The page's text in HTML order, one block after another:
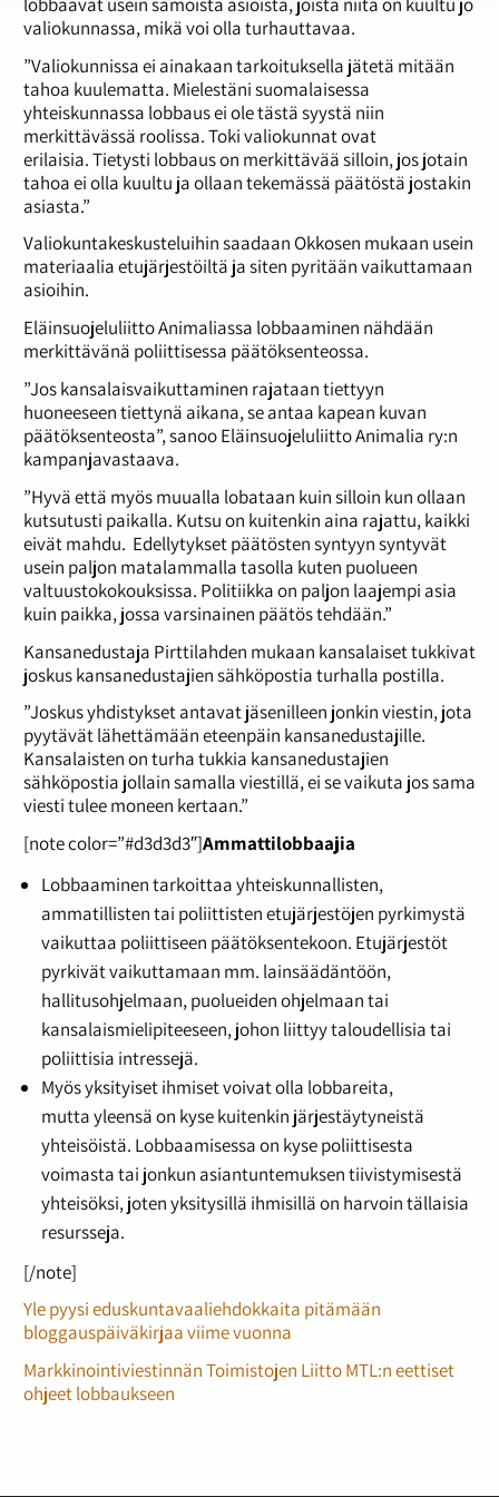
valiokunnassa, mikä voi olla turhauttavaa.
”Valiokunnissa ei ainakaan tarkoituksella jätetä mitään
tahoa kuulematta. Mielestäni suomalaisessa
yhteiskunnassa lobbaus ei ole tästä syystä niin
merkittävässä roolissa. Toki valiokunnat ovat
erilaisia. Tietysti lobbaus on merkittävää silloin, jos jotain
tahoa ei olla kuultu ja ollaan tekemässä päätöstä jostakin
asiasta.”
Valiokuntakeskusteluihin saadaan Okkosen mukaan usein
materiaalia etujärjestöiltä ja siten pyritään vaikuttamaan
asioihin.
Eläinsuojeluliitto Animaliassa lobbaaminen nähdään
merkittävänä poliittisessa päätöksenteossa.
”Jos kansalaisvaikuttaminen rajataan tiettyyn
huoneeseen tiettynä aikana, se antaa kapean kuvan
päätöksenteosta”, sanoo Eläinsuojeluliitto Animalia ry:n
kampanjavastaava.
”Hyvä että myös muualla lobataan kuin silloin kun ollaan
kutsutusti paikalla. Kutsu on kuitenkin aina rajattu, kaikki
eivät mahdu. Edellytykset päätösten syntyyn syntyvät
usein paljon matalammalla tasolla kuten puolueen
valtuustokokouksissa. Politiikka on paljon laajempi asia
kuin paikka, jossa varsinainen päätös tehdään.”
Kansanedustaja Pirttilahden mukaan kansalaiset tukkivat
joskus kansanedustajien sähköpostia turhalla postilla.
”Joskus yhdistykset antavat jäsenilleen jonkin viestin, jota
pyytävät lähettämään eteenpäin kansanedustajille.
Kansalaisten on turha tukkia kansanedustajien
sähköpostia jollain samalla viestillä, ei se vaikuta jos sama
viesti tulee moneen kertaan.”
[note color=”#d3d3d3″]Ammattilobbaajia
Lobbaaminen tarkoittaa yhteiskunnallisten,
ammatillisten tai poliittisten etujärjestöjen pyrkimystä
vaikuttaa poliittiseen päätöksentekoon. Etujärjestöt
pyrkivät vaikuttamaan mm. lainsäädäntöön,
hallitusohjelmaan, puolueiden ohjelmaan tai
kansalaismielipiteeseen, johon liittyy taloudellisia tai
poliittisia intressejä.
Myös yksityiset ihmiset voivat olla lobbareita,
mutta yleensä on kyse kuitenkin järjestäytyneistä
yhteisöistä. Lobbaamisessa on kyse poliittisesta
voimasta tai jonkun asiantuntemuksen tiivistymisestä
yhteisöksi, joten yksitysillä ihmisillä on harvoin tällaisia
resursseja.
[/note]
Yle pyysi eduskuntavaaliehdokkaita pitämään
bloggauspäiväkirjaa viime vuonna
Markkinointiviestinnän Toimistojen Liitto MTL:n eettiset
ohjeet lobbaukseen